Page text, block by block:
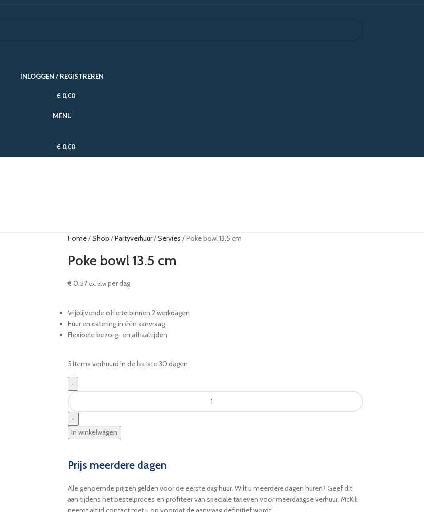
INLOGGEN / REGISTREREN
€0,00
MENU
€0,00
Home Shop Partyverhuur Servies Poke bowl 13.5 cm
Poke bowl 13.5 cm
€ 0,57 ex. btwper dag
Vrijblijvende offerte binnen 2 werkdagen
Huur en catering in één aanvraag
Flexibele bezorg- en afhaaltijden
5 Items verhuurd in de laatste 30 dagen
In winkelwagen
Prijs meerdere dagen
Alle genoemde prijzen gelden voor de eerste dag huur. Wilt u meerdere dagen huren? Geef dit
aan tijdens het bestelproces en profiteer van speciale tarieven voor meerdaagse verhuur. McKili
neemt altijd contact met u op voordat de aanvraag definitief wordt.